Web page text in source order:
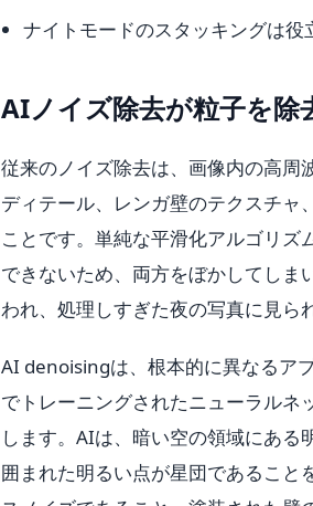
ナイトモードのスタッキングは役
AIノイズ除去が粒子を除
従来のノイズ除去は、画像内の高周
ディテール、レンガ壁のテクスチャ
ことです。単純な平滑化アルゴリ
できないため、両方をぼかしてしま
われ、処理しすぎた夜の写真に見ら
AI denoisingは、根本的に異なるア
でトレーニングされたニューラルネ
します。AIは、暗い空の領域にあ
囲まれた明るい点が星団であること